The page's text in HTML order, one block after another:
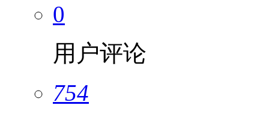
0
用户评论
754